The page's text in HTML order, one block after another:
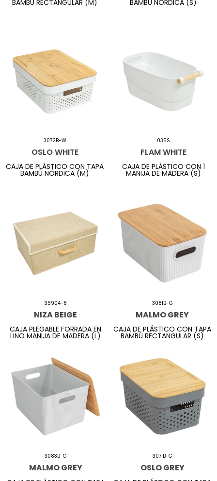
BAMBÚ RECTANGULAR (M) BAMBÚ NÓRDICA (S)
3072B-W
OSLO WHITE
CAJA DE PLÁSTICO CON TAPA
BAMBÚ NÓRDICA (M)
035S
FLAM WHITE
CAJA DE PLÁSTICO CON 1
MANIJA DE MADERA (S)
35904-8
NIZA BEIGE
CAJA PLEGABLE FORRADA EN
LINO MANIJA DE MADERA (L)
3081B-G
MALMO GREY
CAJA DE PLÁSTICO CON TAPA
BAMBÚ RECTANGULAR (S)
3083B-G
MALMO GREY
3071B-G
OSLO GREY